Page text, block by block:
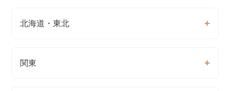
北海道・東北
関東